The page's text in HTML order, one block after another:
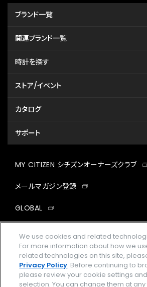
ブランド一覧
関連ブランド一覧
時計を探す
ストア/イベント
カタログ
サポート
MY CITIZEN シチズンオーナーズクラブ
メールマガジン登録
GLOBAL
facebook
企業情報 ご利用規約
We use cookies and related
For more information about how we
related technologies on this site,
Privacy Policy. Before continuing to
please review your cookie settings
selection. You can change them at